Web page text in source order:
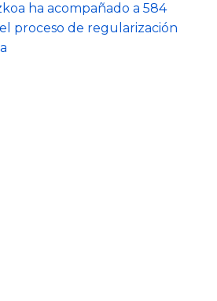
ha acompañado a 584
proceso de regularización